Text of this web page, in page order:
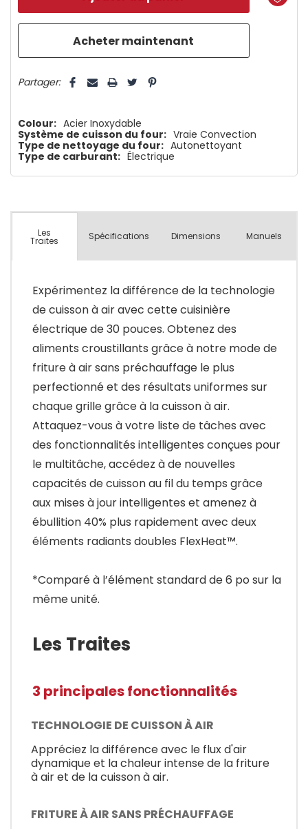
plus
Partager:
Colour: Acier Inoxydable
Système de cuisson du four: Vraie Convection
Type de nettoyage du four: Autonettoyant
Type de carburant: Électrique
Les
Traites Spécifications Dimensions Manuels
Expérimentez la différence de la technologie
de cuisson à air avec cette cuisinière
électrique de 30 pouces. Obtenez des
aliments croustillants grâce à notre mode de
friture à air sans préchauffage le plus
perfectionné et des résultats uniformes sur
chaque grille grâce à la cuisson à air.
Attaquez-vous à votre liste de tâches avec
des fonctionnalités intelligentes conçues pour
le multitâche, accédez à de nouvelles
capacités de cuisson au fil du temps grâce
aux mises à jour intelligentes et amenez à
ébullition 40% plus rapidement avec deux
éléments radiants doubles FlexHeat™.
*Comparé à l’élément standard de 6 po sur la
même unité.
Les Traites
3 principales fonctionnalités
TECHNOLOGIE DE CUISSON À AIR
Appréciez la différence avec le flux d'air
dynamique et la chaleur intense de la friture
à air et de la cuisson à air.
FRITURE À AIR SANS PRÉCHAUFFAGE